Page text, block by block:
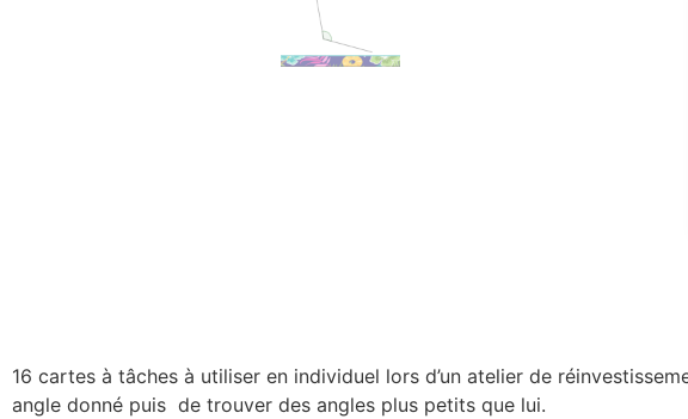
16 cartes à tâches à utiliser en individuel lors d’un atelier de
angle donné puis de trouver des angles plus petits que lui.